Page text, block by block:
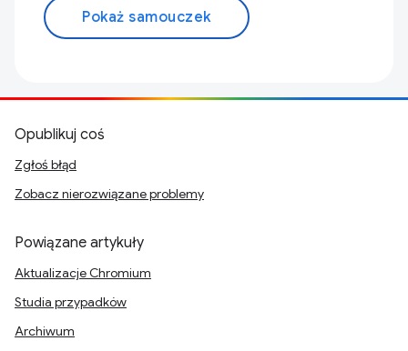
Pokaż samouczek
Opublikuj coś
Zgłoś błąd
Zobacz nierozwiązane problemy
Powiązane artykuły
Aktualizacje Chromium
Studia przypadków
Archiwum